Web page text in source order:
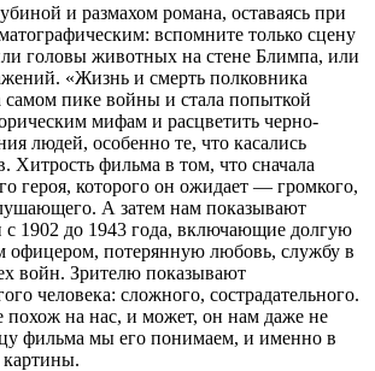
и размахом романа, оставаясь при
вспомните только сцену
головы животных на стене Блимпа, или
«Жизнь и смерть полковника
пике войны и стала попыткой
мифам и расцветить черно-
людей, особенно те, что касались
Хитрость фильма в том, что сначала
героя, которого он ожидает — громкого,
А затем нам показывают
с 1902 до 1943 года, включающие долгую
офицером, потерянную любовь, службу в
войн. Зрителю показывают
человека: сложного, сострадательного.
на нас, и может, он нам даже не
фильма мы его понимаем, и именно в
картины.